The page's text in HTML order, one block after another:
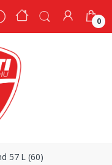
0
57 L (60)
0